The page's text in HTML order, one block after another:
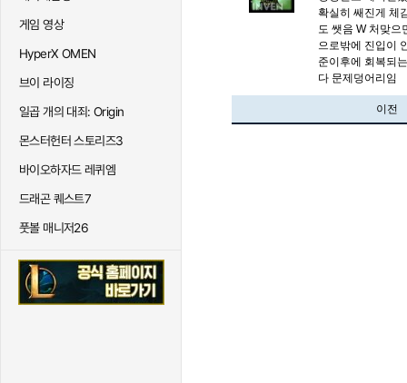
게임 영상
HyperX OMEN
브이 라이징
일곱 개의 대죄: Origin
몬스터헌터 스토리즈3
바이오하자드 레퀴엠
드래곤 퀘스트7
풋볼 매니저26
확실히 쌔진게 체
도 쌧음 W 처맞으
으로밖에 진입이
준이후에 회복되
다 문제덩어리임
이전